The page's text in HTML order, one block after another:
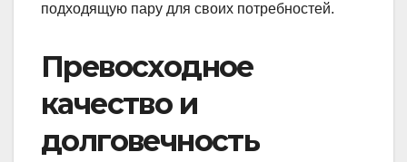
подходящую пару для своих потребностей.
Превосходное
качество и
долговечность